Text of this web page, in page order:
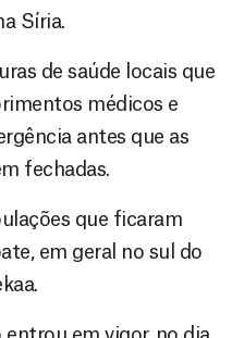
Síria.
de saúde locais que
médicos e
antes que as
fechadas.
que ficaram
em geral no sul do